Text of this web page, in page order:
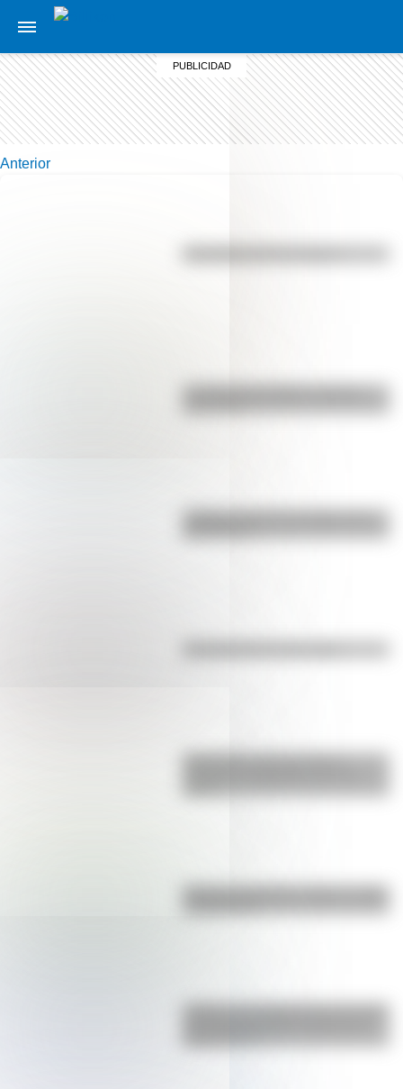
Anterior
¿Sabías cómo fue la infancia de
Efemérides: tres cosas que
Bandera de Bolivia: historia, origen
¿Sabías que Argentina tuvo la torre